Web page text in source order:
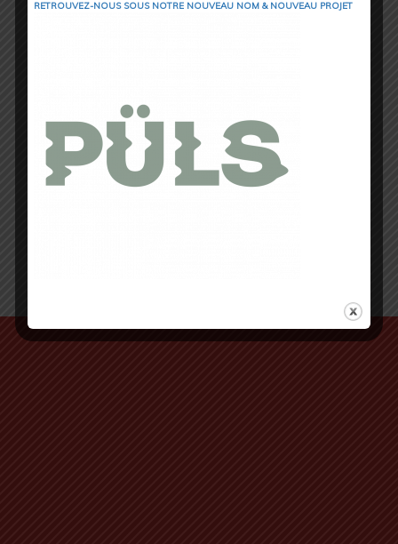
RETROUVEZ-NOUS SOUS NOTRE NOUVEAU NOM & NOUVEAU PROJET